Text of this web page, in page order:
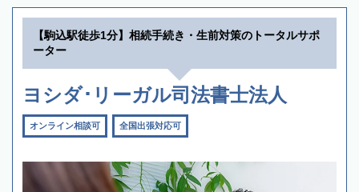
【駒込駅徒歩1分】相続手続き・生前対策のトータルサポ
ーター
ヨシダ･リーガル司法書士法人
オンライン相談可 全国出張対応可